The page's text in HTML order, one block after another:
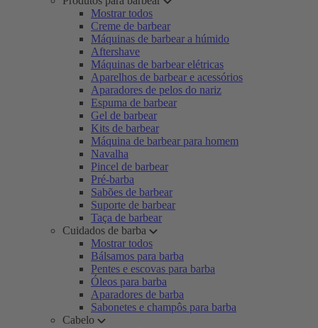
Mostrar todos
Creme de barbear
Máquinas de barbear a húmido
Aftershave
Máquinas de barbear elétricas
Aparelhos de barbear e acessórios
Aparadores de pelos do nariz
Espuma de barbear
Gel de barbear
Kits de barbear
Máquina de barbear para homem
Navalha
Pincel de barbear
Pré-barba
Sabões de barbear
Suporte de barbear
Taça de barbear
Cuidados de barba
Mostrar todos
Bálsamos para barba
Pentes e escovas para barba
Óleos para barba
Aparadores de barba
Sabonetes e champôs para barba
Cabelo